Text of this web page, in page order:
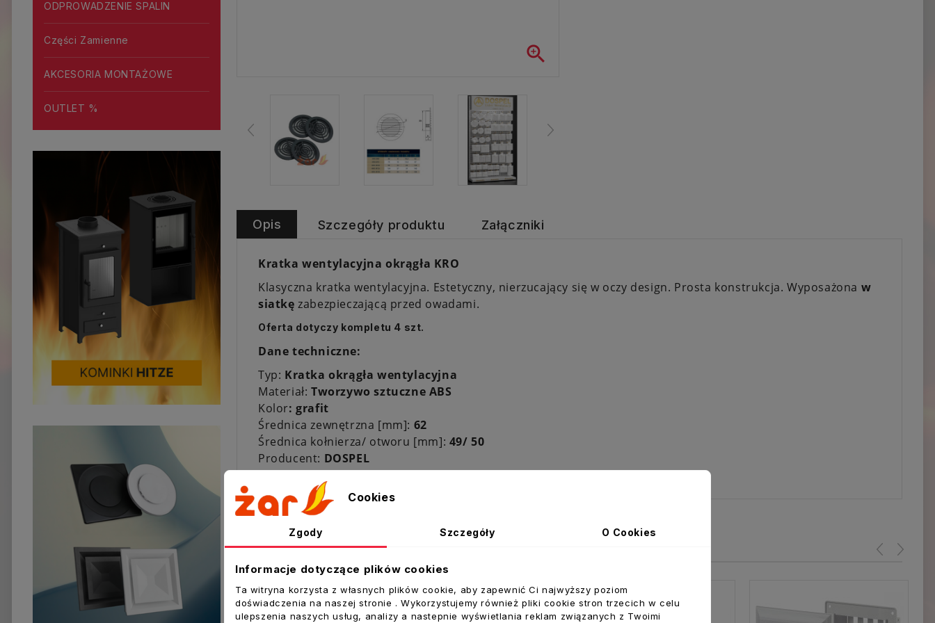
ODPROWADZENIE SPALIN
Części Zamienne
AKCESORIA MONTAŻOWE
OUTLET %

Opis Szczegóły produktu Załączniki
Kratka wentylacyjna okrągła KRO
Klasyczna kratka wentylacyjna. Estetyczny, nierzucający się w oczy design. Prosta konstrukcja. Wyposażona w
siatkę zabezpieczającą przed owadami.
Oferta dotyczy kompletu 4 szt.
Dane techniczne:
Typ: Kratka okrągła wentylacyjna
Materiał: Tworzywo sztuczne ABS
Kolor: grafit
Średnica zewnętrzna [mm]: 62
Średnica kołnierza/ otworu [mm]: 49/ 50
Producent: DOSPEL
Inne produkty w tej kategorii:
Cookies
Zgody Szczegóły O Cookies
Informacje dotyczące plików cookies
Ta witryna korzysta z własnych plików cookie, aby zapewnić Ci najwyższy poziom
doświadczenia na naszej stronie . Wykorzystujemy również pliki cookie stron trzecich w celu
ulepszenia naszych usług, analizy a nastepnie wyświetlania reklam związanych z Twoimi